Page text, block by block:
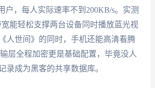
户，每人实际速率不到200KB/s。实测
宽能轻松支撑两台设备同时播放蓝光视
人世间》的同时，手机还能高清看腾
层全程加密更是基础配置，毕竟没人
录成为黑客的共享数据库。